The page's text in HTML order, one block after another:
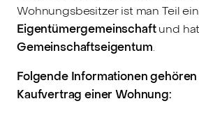
Wohnungsbesitzer ist man Teil
Eigentümergemeinschaftund
Gemeinschaftseigentum.
Folgende Informationen
Kaufvertrag einer Wohnung: